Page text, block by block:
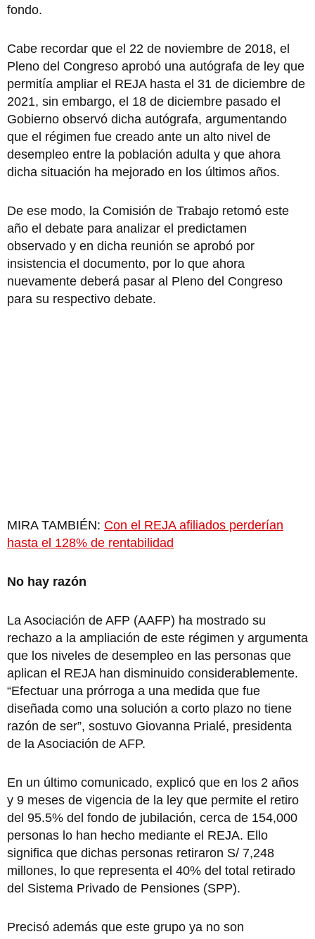
fondo.
Cabe recordar que el 22 de noviembre de 2018, el
Pleno del Congreso aprobó una autógrafa de ley que
permitía ampliar el REJA hasta el 31 de diciembre de
2021, sin embargo, el 18 de diciembre pasado el
Gobierno observó dicha autógrafa, argumentando
que el régimen fue creado ante un alto nivel de
desempleo entre la población adulta y que ahora
dicha situación ha mejorado en los últimos años.
De ese modo, la Comisión de Trabajo retomó este
año el debate para analizar el predictamen
observado y en dicha reunión se aprobó por
insistencia el documento, por lo que ahora
nuevamente deberá pasar al Pleno del Congreso
para su respectivo debate.
MIRA TAMBIÉN: Con el REJA afiliados perderían
hasta el 128% de rentabilidad
No hay razón
La Asociación de AFP (AAFP) ha mostrado su
rechazo a la ampliación de este régimen y argumenta
que los niveles de desempleo en las personas que
aplican el REJA han disminuido considerablemente.
“Efectuar una prórroga a una medida que fue
diseñada como una solución a corto plazo no tiene
razón de ser”, sostuvo Giovanna Prialé, presidenta
de la Asociación de AFP.
En un último comunicado, explicó que en los 2 años
y 9 meses de vigencia de la ley que permite el retiro
del 95.5% del fondo de jubilación, cerca de 154,000
personas lo han hecho mediante el REJA. Ello
significa que dichas personas retiraron S/ 7,248
millones, lo que representa el 40% del total retirado
del Sistema Privado de Pensiones (SPP).
Precisó además que este grupo ya no son